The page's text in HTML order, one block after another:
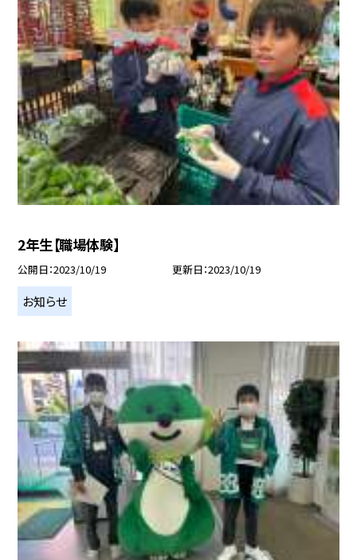
2年生【職場体験】
公開日 2023/10/19 更新日 2023/10/19
お知らせ